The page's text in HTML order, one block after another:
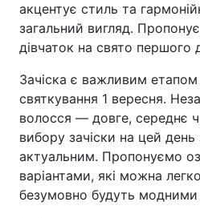
акцентує стиль та
загальний вигляд.
дівчаток на свято першого
Зачіска є важливим етапом
святкування 1 вересня.
волосся — довге, середнє
вибору зачіски на цей
актуальним. Пропонуємо
варіантами, які можна
безумовно будуть модними